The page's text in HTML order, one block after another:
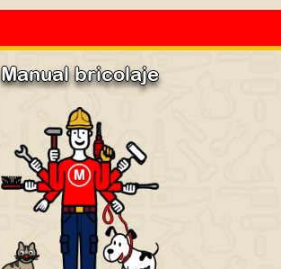
Manual bricolaje